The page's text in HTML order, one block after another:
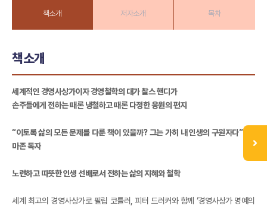
책소개 저자소개 목차
책소개
세계적인 경영사상가이자 경영철학의 대가 찰스 핸디가
손주들에게 전하는 때론 냉철하고 때론 다정한 응원의 편지
“이토록 삶의 모든 문제를 다룬 책이 있을까? 그는 가히 내 인생의 구원자다” -아
마존 독자
노련하고 따뜻한 인생 선배로서 전하는 삶의 지혜와 철학
세계 최고의 경영사상가로 필립 코틀러, 피터 드러커와 함께 ‘경영사상가 명예의